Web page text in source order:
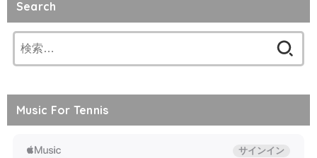
Search
索:
Music For Tennis